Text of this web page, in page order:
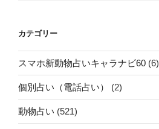
カテゴリー
スマホ新動物占いキャラナビ60 (6)
個別占い（電話占い） (2)
動物占い (521)